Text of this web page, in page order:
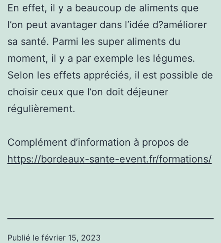
En effet, il y a beaucoup de aliments que
l’on peut avantager dans l’idée d?améliorer
sa santé. Parmi les super aliments du
moment, il y a par exemple les légumes.
Selon les effets appréciés, il est possible de
choisir ceux que l’on doit déjeuner
régulièrement.
Complément d’information à propos de
https://bordeaux-sante-event.fr/formations/
Publié le février 15, 2023